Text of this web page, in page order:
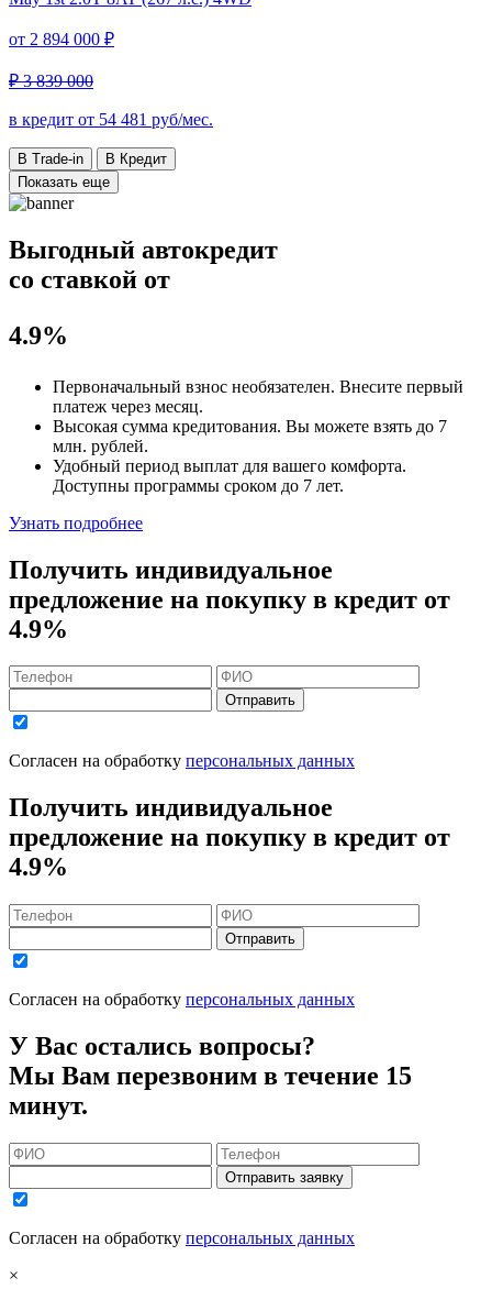
от 2 894 000 ₽
₽ 3 839 000
в кредит от 54 481 руб/мес.
В Trade-in
В Кредит
Показать еще
Выгодный автокредит
со ставкой от
4.9%
Первоначальный взнос необязателен. Внесите первый
платеж через месяц.
Высокая сумма кредитования. Вы можете взять до 7
млн. рублей.
Удобный период выплат для вашего комфорта.
Доступны программы сроком до 7 лет.
Узнать подробнее
Получить индивидуальное
предложение на покупку в кредит от
4.9%
Отправить
Согласен на обработку персональных данных
Получить индивидуальное
предложение на покупку в кредит от
4.9%
Отправить
Согласен на обработку персональных данных
У Вас остались вопросы?
Мы Вам перезвоним в течение 15
минут.
Отправить заявку
Согласен на обработку персональных данных
×